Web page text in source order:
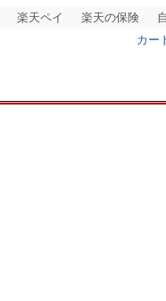
楽天ペイ 楽天の保険
カー